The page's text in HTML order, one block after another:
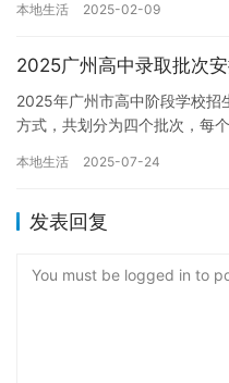
本地生活 2025-02-09
2025广州高中录取批次
2025年广州市高中阶段学校招
方式，共划分为四个批次，每
进职…
本地生活 2025-07-24
发表回复
You must be logged in to